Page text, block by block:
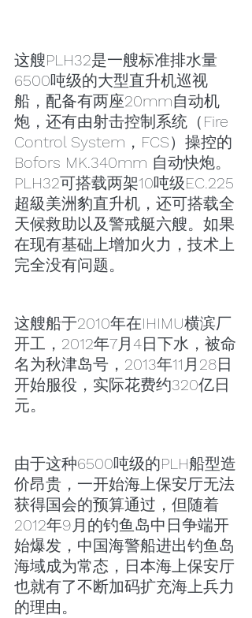
这艘PLH32是一艘标准排水量
6500吨级的大型直升机巡视
船，配备有两座20mm自动机
炮，还有由射击控制系统（Fire
Control System，FCS）操控的
Bofors MK.340mm 自动快炮。
PLH32可搭载两架10吨级EC.225
超級美洲豹直升机，还可搭载全
天候救助以及警戒艇六艘。如果
在现有基础上增加火力，技术上
完全没有问题。
这艘船于2010年在IHIMU横滨厂
开工，2012年7月4日下水，被命
名为秋津岛号，2013年11月28日
开始服役，实际花费约320亿日
元。
由于这种6500吨级的PLH船型造
价昂贵，一开始海上保安厅无法
获得国会的预算通过，但随着
2012年9月的钓鱼岛中日争端开
始爆发，中国海警船进出钓鱼岛
海域成为常态，日本海上保安厅
也就有了不断加码扩充海上兵力
的理由。